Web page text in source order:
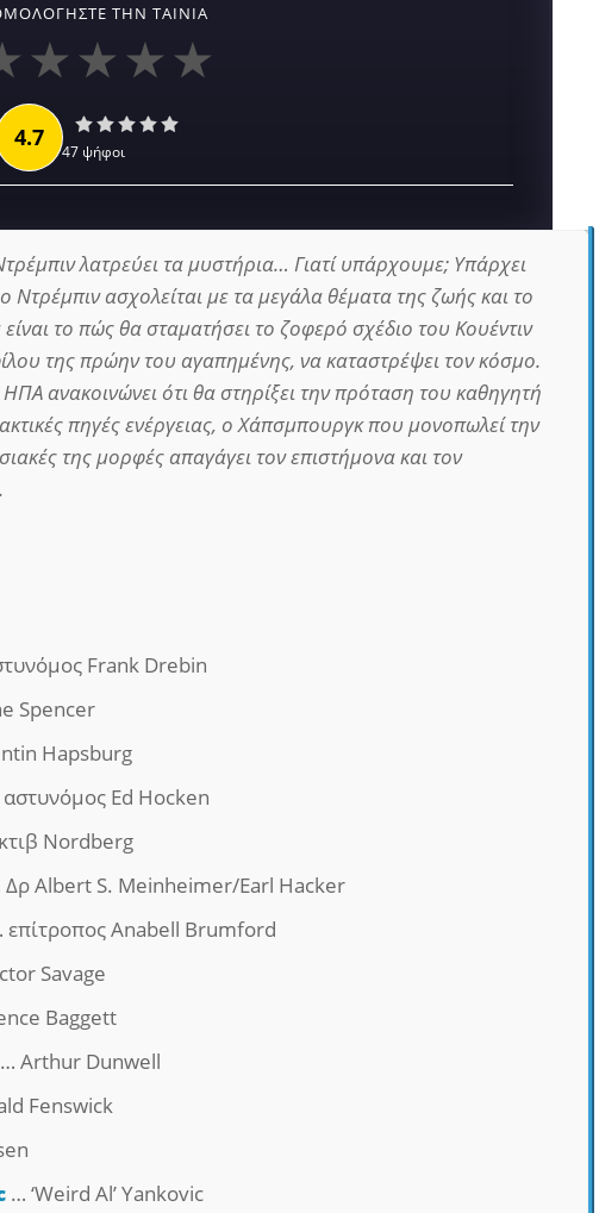
ΤΗΝ ΤΑΙΝΊΑ
4.7 47 ψήφοι
λατρεύει τα μυστήρια… Γιατί υπάρχουμε; Υπάρχει
Ντρέμπιν ασχολείται με τα μεγάλα θέματα της ζωής και το
το πώς θα σταματήσει το ζοφερό σχέδιο του Κουέντιν
της πρώην του αγαπημένης, να καταστρέψει τον κόσμο.
ανακοινώνει ότι θα στηρίξει την πρόταση του καθηγητή
πηγές ενέργειας, ο Χάπσμπουργκ που μονοπωλεί την
της μορφές απαγάγει τον επιστήμονα και τον
Frank Drebin
Spencer
Hapsburg
Ed Hocken
Nordberg
Albert S. Meinheimer/Earl Hacker
Anabell Brumford
Savage
Baggett
Arthur Dunwell
Fenswick
… ‘Weird Al’ Yankovic